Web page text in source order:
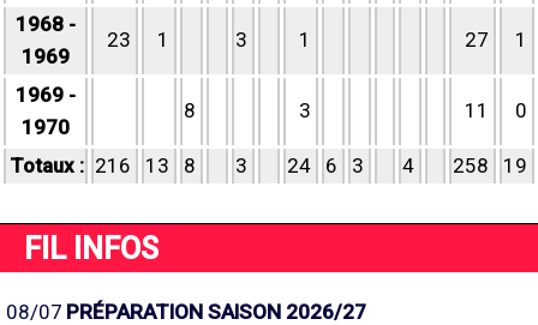
1968 -
1969
23 1 3 1 27 1
1969 -
1970
8 3 11 0
Totaux : 216 13 8 3 24 6 3 4 258 19
FIL INFOS
08/07 PRÉPARATION SAISON 2026/27